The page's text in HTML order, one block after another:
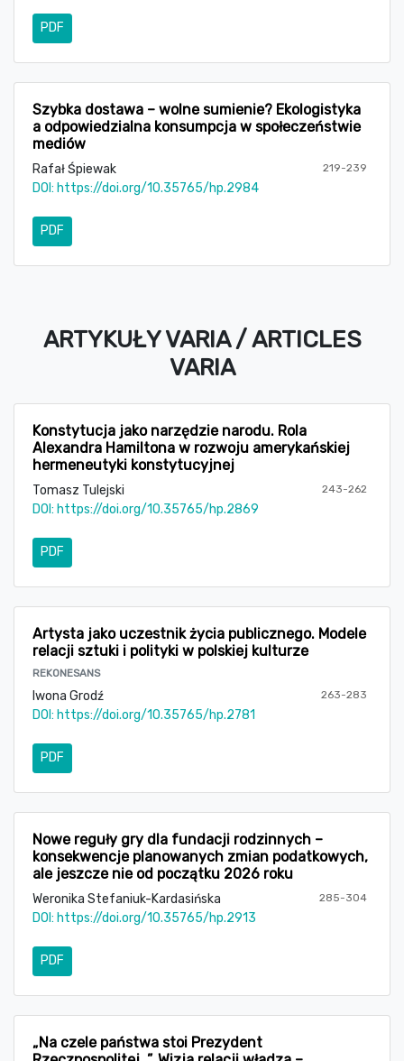
PDF
Szybka dostawa – wolne sumienie? Ekologistyka
a odpowiedzialna konsumpcja w społeczeństwie
mediów
Rafał Śpiewak 219-239
DOI: https://doi.org/10.35765/hp.2984
PDF
ARTYKUŁY VARIA / ARTICLES
VARIA
Konstytucja jako narzędzie narodu. Rola
Alexandra Hamiltona w rozwoju amerykańskiej
hermeneutyki konstytucyjnej
Tomasz Tulejski 243-262
DOI: https://doi.org/10.35765/hp.2869
PDF
Artysta jako uczestnik życia publicznego. Modele
relacji sztuki i polityki w polskiej kulturze
REKONESANS
Iwona Grodź 263-283
DOI: https://doi.org/10.35765/hp.2781
PDF
Nowe reguły gry dla fundacji rodzinnych –
konsekwencje planowanych zmian podatkowych,
ale jeszcze nie od początku 2026 roku
Weronika Stefaniuk-Kardasińska 285-304
DOI: https://doi.org/10.35765/hp.2913
PDF
„Na czele państwa stoi Prezydent